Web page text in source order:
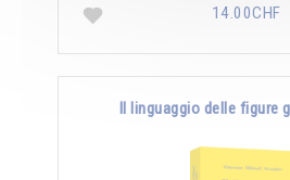
14.00CHF
Il linguaggio delle figure